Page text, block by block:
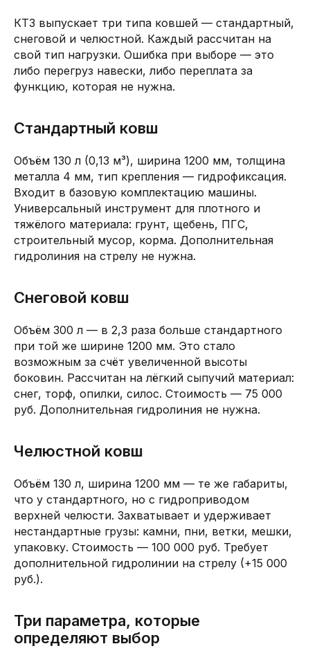
КТЗ выпускает три типа ковшей — стандартный,
снеговой и челюстной. Каждый рассчитан на
свой тип нагрузки. Ошибка при выборе — это
либо перегруз навески, либо переплата за
функцию, которая не нужна.
Стандартный ковш
Объём 130 л (0,13 м³), ширина 1200 мм, толщина
металла 4 мм, тип крепления — гидрофиксация.
Входит в базовую комплектацию машины.
Универсальный инструмент для плотного и
тяжёлого материала: грунт, щебень, ПГС,
строительный мусор, корма. Дополнительная
гидролиния на стрелу не нужна.
Снеговой ковш
Объём 300 л — в 2,3 раза больше стандартного
при той же ширине 1200 мм. Это стало
возможным за счёт увеличенной высоты
боковин. Рассчитан на лёгкий сыпучий материал:
снег, торф, опилки, силос. Стоимость — 75 000
руб. Дополнительная гидролиния не нужна.
Челюстной ковш
Объём 130 л, ширина 1200 мм — те же габариты,
что у стандартного, но с гидроприводом
верхней челюсти. Захватывает и удерживает
нестандартные грузы: камни, пни, ветки, мешки,
упаковку. Стоимость — 100 000 руб. Требует
дополнительной гидролинии на стрелу (+15 000
руб.).
Три параметра, которые
определяют выбор